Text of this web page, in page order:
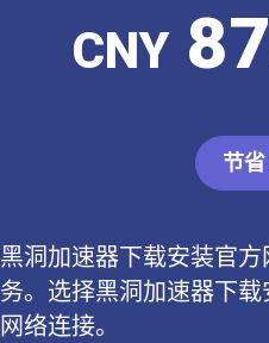
CNY
节省
黑洞加速器下载安装官
务。选择黑洞加速器下
网络连接。